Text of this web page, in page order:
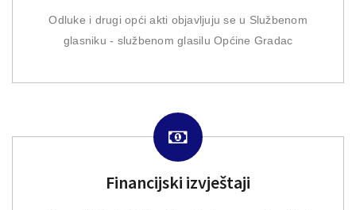
Odluke i drugi opći akti objavljuju se u Službenom
glasniku - službenom glasilu Općine Gradac
Financijski izvještaji